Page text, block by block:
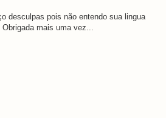
desculpas pois não entendo sua lingua
mais uma vez...